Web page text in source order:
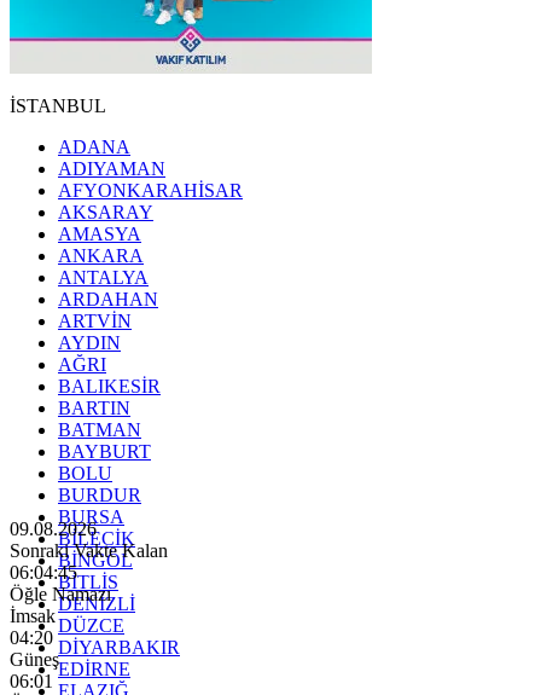
İSTANBUL
ADANA
ADIYAMAN
AFYONKARAHİSAR
AKSARAY
AMASYA
ANKARA
ANTALYA
ARDAHAN
ARTVİN
AYDIN
AĞRI
BALIKESİR
BARTIN
BATMAN
BAYBURT
BOLU
BURDUR
BURSA
BİLECİK
BİNGÖL
BİTLİS
DENİZLİ
DÜZCE
DİYARBAKIR
EDİRNE
09.08.2026
Sonraki Vakte Kalan
06:04:43
Öğle Namazı
İmsak
04:20
Güneş
06:01